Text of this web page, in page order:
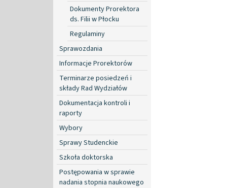
Dokumenty Prorektora
ds. Filii w Płocku
Regulaminy
Sprawozdania
Informacje Prorektorów
Terminarze posiedzeń i
składy Rad Wydziałów
Dokumentacja kontroli i
raporty
Wybory
Sprawy Studenckie
Szkoła doktorska
Postępowania w sprawie
nadania stopnia naukowego